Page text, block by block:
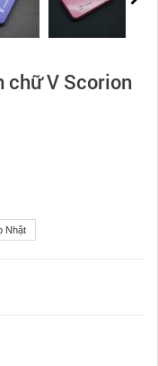
chữ V Scorion
Nhật